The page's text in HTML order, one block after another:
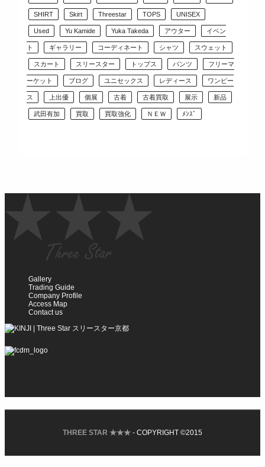
SHIRT Skirt Threestar TOPS UNISEX
Used Yu Kamide Yuka Takeda アウター イベン
ト ギャラリー コーディネート シャツ スウェット
スカート スリースター トップス パンツ フリーマ
ーケット ブログ ユニセックス レディース ワンピー
ス 上出優 個展 古着 古着買取 展示 新品
武田有加 買取 買取強化 ＮＥＷ ﾒﾝｽﾞ
Gallery
Trading Guide
Company Profile
Access Map
Contact us
THREE STAR ★★★ - COPYRIGHT ©2015